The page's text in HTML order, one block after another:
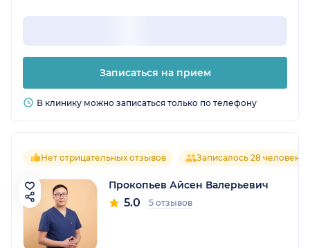
Записаться на прием
В клинику можно записаться только по телефону
Нет отрицательных отзывов Записалось 28 человек
Прокопьев Айсен Валерьевич
5.0 5 отзывов